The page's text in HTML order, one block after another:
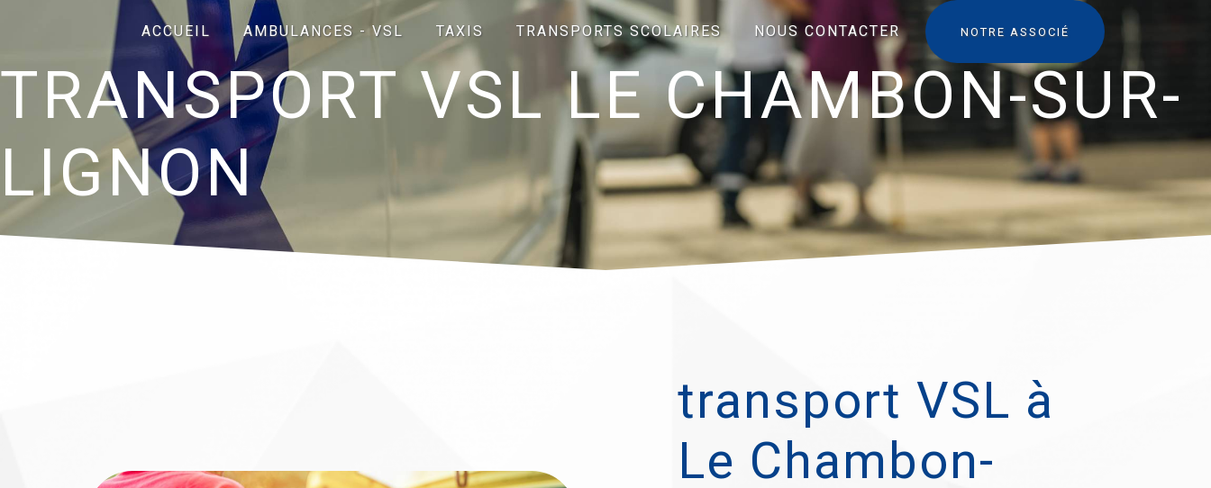
ACCUEIL AMBULANCES - VSL TAXIS TRANSPORTS SCOLAIRES NOUS CONTACTER NOTRE ASSOCIÉ
TRANSPORT VSL LE CHAMBON-SUR-
LIGNON
transport VSL à
Le Chambon-
Panneau de gestion des cookies